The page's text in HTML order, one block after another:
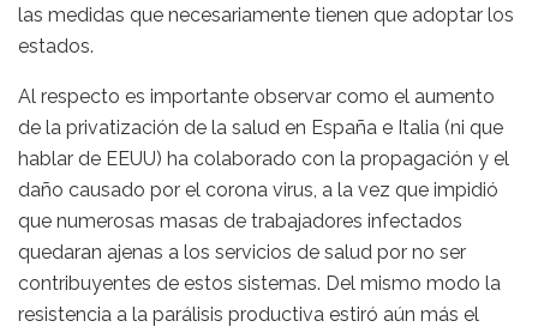
las medidas que necesariamente tienen que adoptar los
estados.
Al respecto es importante observar como el aumento
de la privatización de la salud en España e Italia (ni que
hablar de EEUU) ha colaborado con la propagación y el
daño causado por el corona virus, a la vez que impidió
que numerosas masas de trabajadores infectados
quedaran ajenas a los servicios de salud por no ser
contribuyentes de estos sistemas. Del mismo modo la
resistencia a la parálisis productiva estiró aún más el